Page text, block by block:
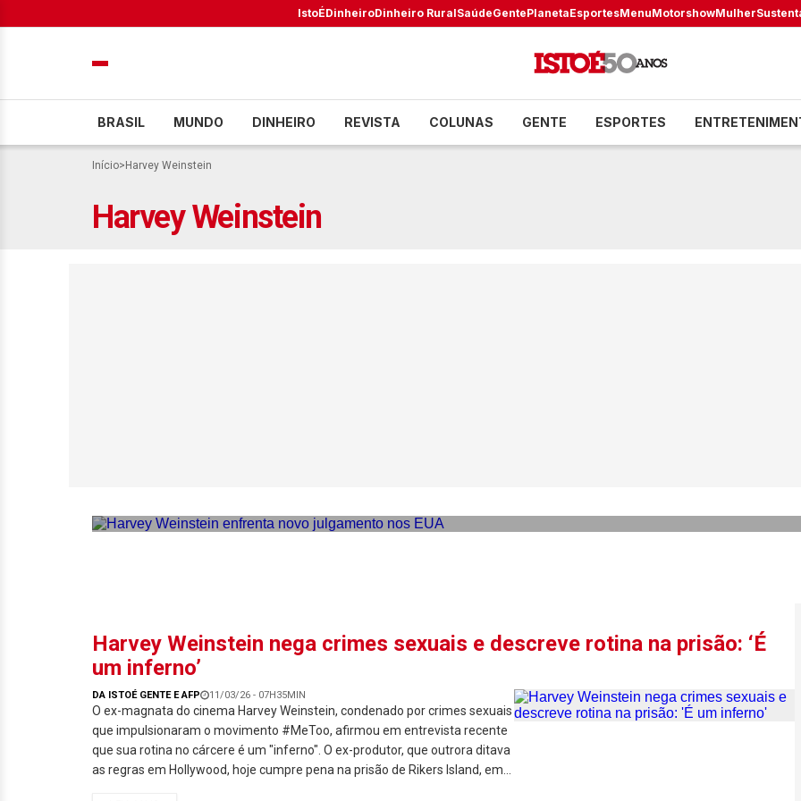
IstoÉDinheiroDinheiro RuralSaúdeGentePlanetaEsportesMenuMotorshowMulher
BRASIL MUNDO DINHEIRO REVISTA COLUNAS GENTE ESPORTES
Início> Harvey Weinstein
Harvey Weinstein
Harvey Weinstein nega crimes sexuais e descreve rotina na prisão: ‘É
um inferno’
DA ISTOÉ GENTE E AFP 11/03/26 - 07H35MIN
O ex-magnata do cinema Harvey Weinstein, condenado por crimes sexuais
que impulsionaram o movimento #MeToo, afirmou em entrevista recente
que sua rotina no cárcere é um "inferno". O ex-produtor, que outrora ditava
as regras em Hollywood, hoje cumpre pena na prisão de Rikers Island, em...